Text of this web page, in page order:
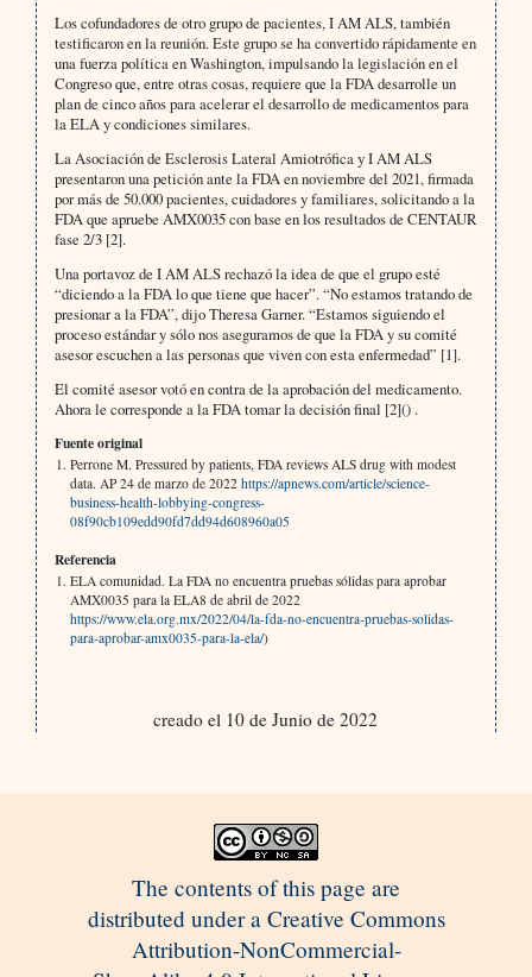
Los cofundadores de otro grupo de pacientes, I AM ALS, también
testificaron en la reunión. Este grupo se ha convertido rápidamente en
una fuerza política en Washington, impulsando la legislación en el
Congreso que, entre otras cosas, requiere que la FDA desarrolle un
plan de cinco años para acelerar el desarrollo de medicamentos para
la ELA y condiciones similares.
La Asociación de Esclerosis Lateral Amiotrófica y I AM ALS
presentaron una petición ante la FDA en noviembre del 2021, firmada
por más de 50.000 pacientes, cuidadores y familiares, solicitando a la
FDA que apruebe AMX0035 con base en los resultados de CENTAUR
fase 2/3 [2].
Una portavoz de I AM ALS rechazó la idea de que el grupo esté
“diciendo a la FDA lo que tiene que hacer”. “No estamos tratando de
presionar a la FDA”, dijo Theresa Garner. “Estamos siguiendo el
proceso estándar y sólo nos aseguramos de que la FDA y su comité
asesor escuchen a las personas que viven con esta enfermedad” [1].
El comité asesor votó en contra de la aprobación del medicamento.
Ahora le corresponde a la FDA tomar la decisión final [2]() .
Fuente original
Perrone M. Pressured by patients, FDA reviews ALS drug with modest
data. AP 24 de marzo de 2022 https://apnews.com/article/science-
business-health-lobbying-congress-
08f90cb109edd90fd7dd94d608960a05
Referencia
ELA comunidad. La FDA no encuentra pruebas sólidas para aprobar
AMX0035 para la ELA8 de abril de 2022
https://www.ela.org.mx/2022/04/la-fda-no-encuentra-pruebas-solidas-
para-aprobar-amx0035-para-la-ela/)
creado el 10 de Junio de 2022
The contents of this page are
distributed under a Creative Commons
Attribution-NonCommercial-